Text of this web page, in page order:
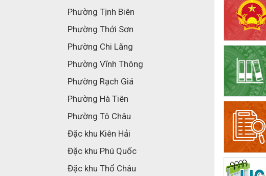
Phường Tịnh Biên
Phường Thới Sơn
Phường Chi Lăng
Phường Vĩnh Thông
Phường Rạch Giá
Phường Hà Tiên
Phường Tô Châu
Đặc khu Kiên Hải
Đặc khu Phú Quốc
Đặc khu Thổ Châu